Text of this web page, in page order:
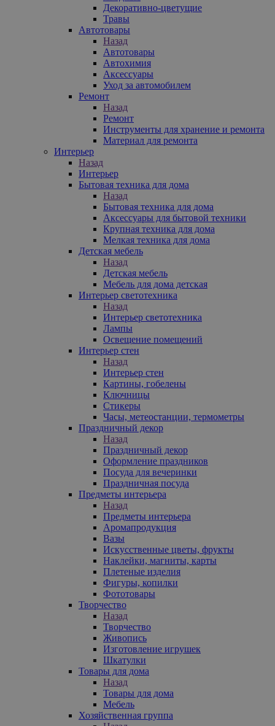
Декоративно-цветущие
Травы
Автотовары
Назад
Автотовары
Автохимия
Аксессуары
Уход за автомобилем
Ремонт
Назад
Ремонт
Инструменты для хранение и ремонта
Материал для ремонта
Интерьер
Назад
Интерьер
Бытовая техника для дома
Назад
Бытовая техника для дома
Аксессуары для бытовой техники
Крупная техника для дома
Мелкая техника для дома
Детская мебель
Назад
Детская мебель
Мебель для дома детская
Интерьер светотехника
Назад
Интерьер светотехника
Лампы
Освещение помещений
Интерьер стен
Назад
Интерьер стен
Картины, гобелены
Ключницы
Стикеры
Часы, метеостанции, термометры
Праздничный декор
Назад
Праздничный декор
Оформление праздников
Посуда для вечеринки
Праздничная посуда
Предметы интерьера
Назад
Предметы интерьера
Аромапродукция
Вазы
Искусственные цветы, фрукты
Наклейки, магниты, карты
Плетеные изделия
Фигуры, копилки
Фототовары
Творчество
Назад
Творчество
Живопись
Изготовление игрушек
Шкатулки
Товары для дома
Назад
Товары для дома
Мебель
Хозяйственная группа